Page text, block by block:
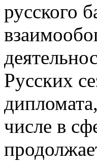
русского
Русских
числе в